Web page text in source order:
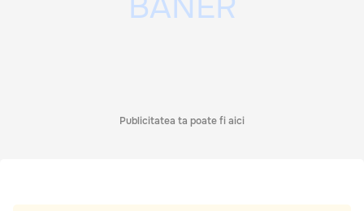
Publicitatea ta poate fi aici